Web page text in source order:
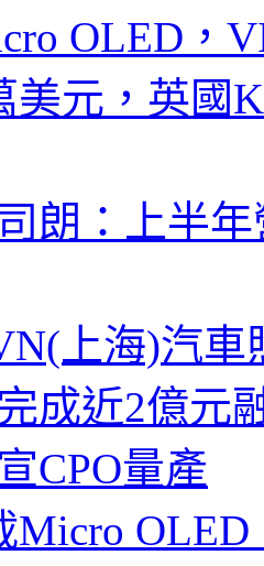
OLED，
美元，英國
朗：上半
上海)汽
成近2億元
CPO量產
Micro